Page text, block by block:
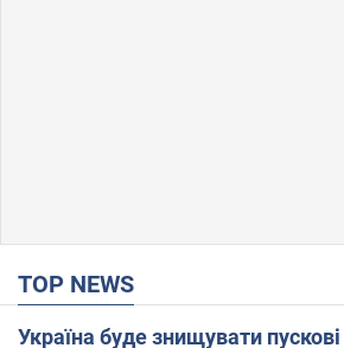
TOP NEWS
Україна буде знищувати